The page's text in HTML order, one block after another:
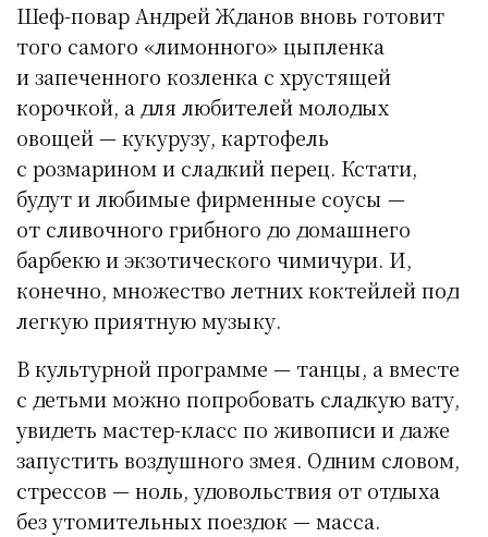
Шеф-повар Андрей Жданов вновь готовит
того самого «лимонного» цыпленка
и запеченного козленка с хрустящей
корочкой, а для любителей молодых
овощей — кукурузу, картофель
с розмарином и сладкий перец. Кстати,
будут и любимые фирменные соусы —
от сливочного грибного до домашнего
барбекю и экзотического чимичури. И,
конечно, множество летних коктейлей под
легкую приятную музыку.
В культурной программе — танцы, а вместе
с детьми можно попробовать сладкую вату,
увидеть мастер-класс по живописи и даже
запустить воздушного змея. Одним словом,
стрессов — ноль, удовольствия от отдыха
без утомительных поездок — масса.